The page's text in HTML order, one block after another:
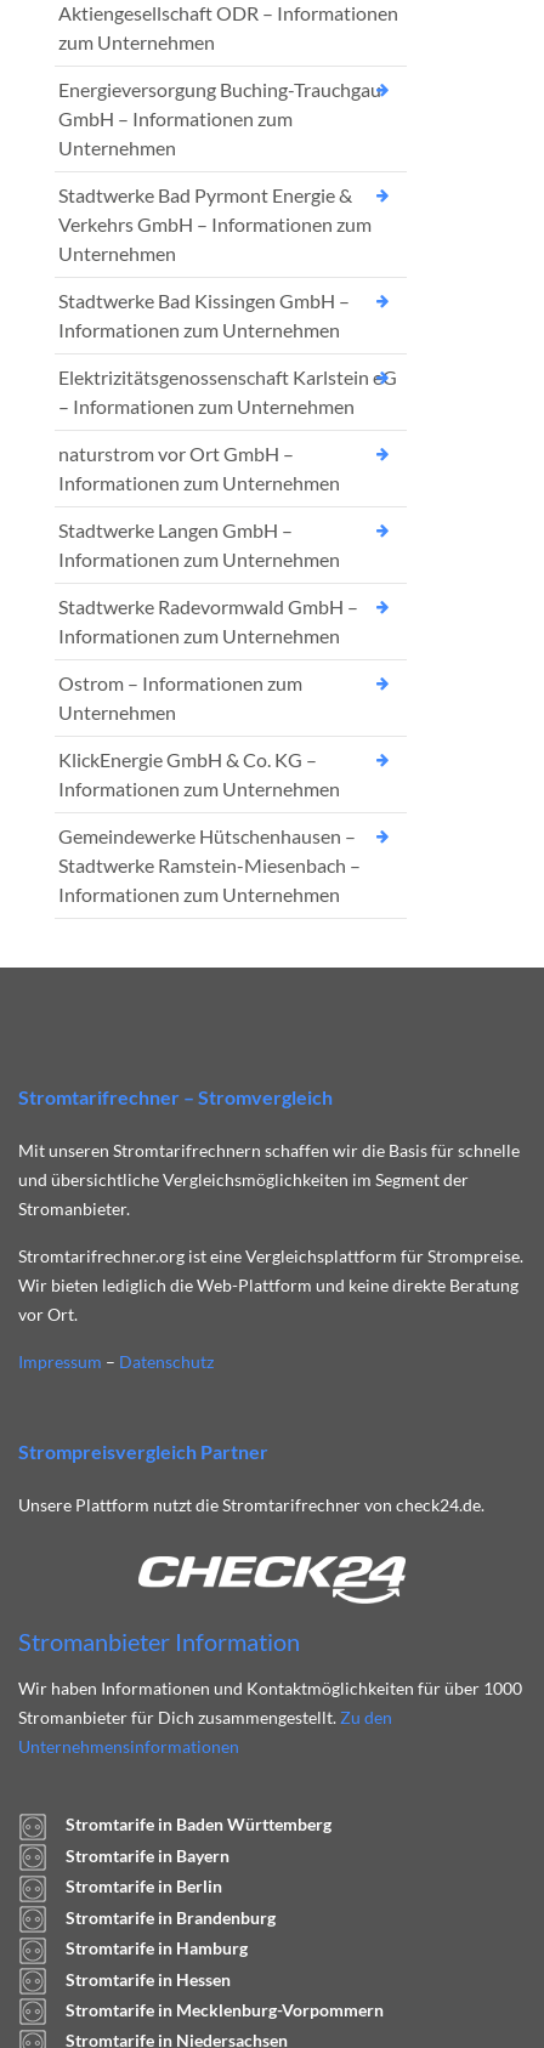
Aktiengesellschaft ODR – Informationen
zum Unternehmen
Energieversorgung Buching-Trauchgau
GmbH – Informationen zum
Unternehmen
Stadtwerke Bad Pyrmont Energie &
Verkehrs GmbH – Informationen zum
Unternehmen
Stadtwerke Bad Kissingen GmbH –
Informationen zum Unternehmen
Elektrizitätsgenossenschaft Karlstein eG
– Informationen zum Unternehmen
naturstrom vor Ort GmbH –
Informationen zum Unternehmen
Stadtwerke Langen GmbH –
Informationen zum Unternehmen
Stadtwerke Radevormwald GmbH –
Informationen zum Unternehmen
Ostrom – Informationen zum
Unternehmen
KlickEnergie GmbH & Co. KG –
Informationen zum Unternehmen
Gemeindewerke Hütschenhausen –
Stadtwerke Ramstein-Miesenbach –
Informationen zum Unternehmen
Stromtarifrechner – Stromvergleich
Mit unseren Stromtarifrechnern schaffen wir die Basis für schnelle
und übersichtliche Vergleichsmöglichkeiten im Segment der
Stromanbieter.
Stromtarifrechner.org ist eine Vergleichsplattform für Strompreise.
Wir bieten lediglich die Web-Plattform und keine direkte Beratung
vor Ort.
Impressum – Datenschutz
Strompreisvergleich Partner
Unsere Plattform nutzt die Stromtarifrechner von check24.de.
Stromanbieter Information
Wir haben Informationen und Kontaktmöglichkeiten für über 1000
Stromanbieter für Dich zusammengestellt. Zu den
Unternehmensinformationen
Stromtarife in Baden Württemberg
Stromtarife in Bayern
Stromtarife in Berlin
Stromtarife in Brandenburg
Stromtarife in Hamburg
Stromtarife in Hessen
Stromtarife in Mecklenburg-Vorpommern
Stromtarife in Niedersachsen